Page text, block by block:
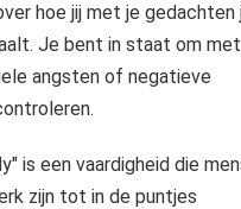
hoe jij met je gedachten
Je bent in staat om
angsten of negatieve
is een vaardigheid die
zijn tot in de puntjes